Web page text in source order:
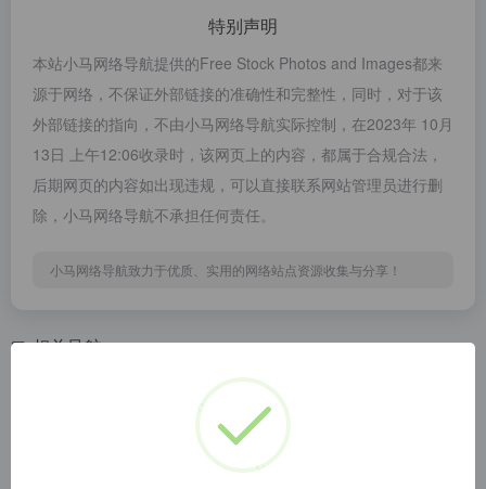
特别声明
本站小马网络导航提供的Free Stock Photos and Images都来
源于网络，不保证外部链接的准确性和完整性，同时，对于该
外部链接的指向，不由小马网络导航实际控制，在2023年 10月
13日 上午12:06收录时，该网页上的内容，都属于合规合法，
后期网页的内容如出现违规，可以直接联系网站管理员进行删
除，小马网络导航不承担任何责任。
小马网络导航致力于优质、实用的网络站点资源收集与分享！
相关导航
A huge collection of high quality photos to use in your blog, template, theme or any other personal or commercial project.